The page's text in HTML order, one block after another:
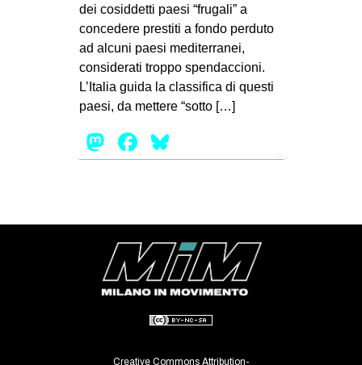
EVENTI
SEARCH
dei cosiddetti paesi “frugali” a
concedere prestiti a fondo perduto
ad alcuni paesi mediterranei,
considerati troppo spendaccioni.
L’Italia guida la classifica di questi
paesi, da mettere “sotto […]
Mastodon
Facebook
Creative Commons Attribution-